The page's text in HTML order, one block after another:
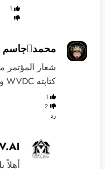
1
محمدجاسم
شعار المؤتمر
كتابته WVDC وليس WWDC !؟
1
2
رد